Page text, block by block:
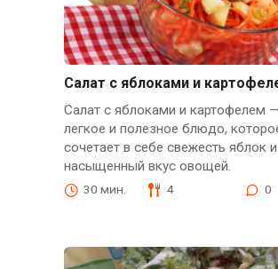
Салат с яблоками и
Салат с яблоками и картофелем
легкое и полезное блюдо,
сочетает в себе свежесть яблок и
насыщенный вкус овощей.
30 мин. 4 0